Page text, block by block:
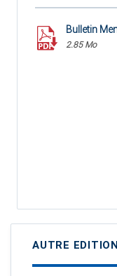
Bulletin
2.85 Mo
AUTRE